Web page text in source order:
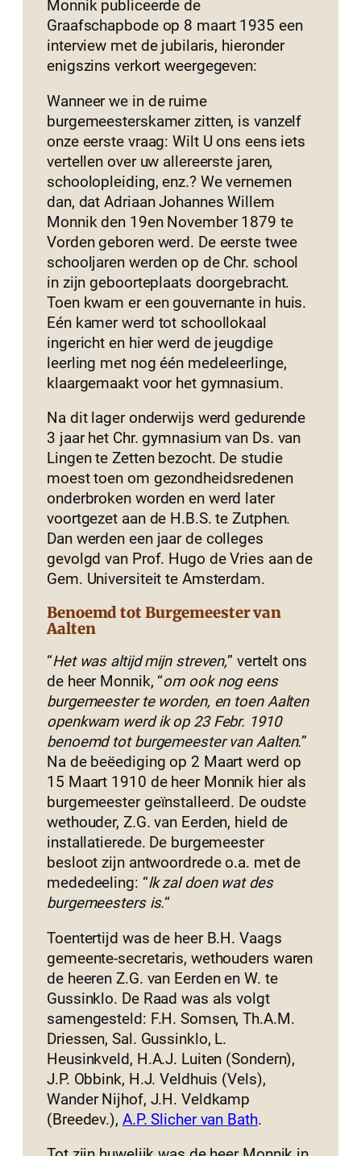
Monnik publiceerde de
Graafschapbode op 8 maart 1935 een
interview met de jubilaris, hieronder
enigszins verkort weergegeven:
Wanneer we in de ruime
burgemeesterskamer zitten, is vanzelf
onze eerste vraag: Wilt U ons eens iets
vertellen over uw allereerste jaren,
schoolopleiding, enz.? We vernemen
dan, dat Adriaan Johannes Willem
Monnik den 19en November 1879 te
Vorden geboren werd. De eerste twee
schooljaren werden op de Chr. school
in zijn geboorteplaats doorgebracht.
Toen kwam er een gouvernante in huis.
Eén kamer werd tot schoollokaal
ingericht en hier werd de jeugdige
leerling met nog één medeleerlinge,
klaargemaakt voor het gymnasium.
Na dit lager onderwijs werd gedurende
3 jaar het Chr. gymnasium van Ds. van
Lingen te Zetten bezocht. De studie
moest toen om gezondheidsredenen
onderbroken worden en werd later
voortgezet aan de H.B.S. te Zutphen.
Dan werden een jaar de colleges
gevolgd van Prof. Hugo de Vries aan de
Gem. Universiteit te Amsterdam.
Benoemd tot Burgemeester van
Aalten
“Het was altijd mijn streven,” vertelt ons
de heer Monnik, “om ook nog eens
burgemeester te worden, en toen Aalten
openkwam werd ik op 23 Febr. 1910
benoemd tot burgemeester van Aalten.”
Na de beëediging op 2 Maart werd op
15 Maart 1910 de heer Monnik hier als
burgemeester geïnstalleerd. De oudste
wethouder, Z.G. van Eerden, hield de
installatierede. De burgemeester
besloot zijn antwoordrede o.a. met de
mededeeling: “lk zal doen wat des
burgemeesters is.“
Toentertijd was de heer B.H. Vaags
gemeente-secretaris, wethouders waren
de heeren Z.G. van Eerden en W. te
Gussinklo. De Raad was als volgt
samengesteld: F.H. Somsen, Th.A.M.
Driessen, Sal. Gussinklo, L.
Heusinkveld, H.A.J. Luiten (Sondern),
J.P. Obbink, H.J. Veldhuis (Vels),
Wander Nijhof, J.H. Veldkamp
(Breedev.), A.P. Slicher van Bath.